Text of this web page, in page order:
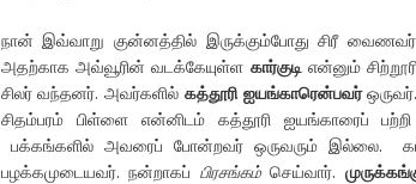
நான் இவ்வாறு குன்னத்தில் இருக்கும்போது சிரீ
அதற்காக அவ்வூரின் வடக்கேயுள்ள கார்குடிஎன்னும்
சிலர் வந்தனர். அவர்களில் கத்தூரி ஐயங்காரென்பவர்
சிதம்பரம் பிள்ளை என்னிடம் கத்தூரி ஐயங்காரைப்
பக்கங்களில் அவரைப் போன்றவர் ஒருவரும் இல்லை.
பழக்கமுடையவர். நன்றாகப் பிரசங்கம்செய்வார்.